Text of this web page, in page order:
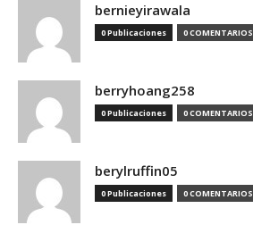
bernieyirawala
0 Publicaciones 0 COMENTARIOS
berryhoang258
0 Publicaciones 0 COMENTARIOS
berylruffin05
0 Publicaciones 0 COMENTARIOS